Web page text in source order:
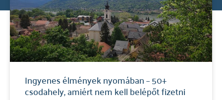
Ingyenes élmények nyomában – 50+
csodahely, amiért nem kell belépőt fizetni